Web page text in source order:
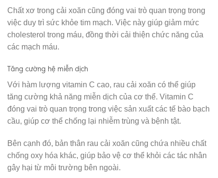
Chất xơ trong cải xoăn cũng đóng vai trò quan trọng trong
việc duy trì sức khỏe tim mạch. Việc này giúp giảm mức
cholesterol trong máu, đồng thời cải thiện chức năng của
các mạch máu.
Tăng cường hệ miễn dịch
Với hàm lượng vitamin C cao, rau cải xoăn có thể giúp
tăng cường khả năng miễn dịch của cơ thể. Vitamin C
đóng vai trò quan trọng trong việc sản xuất các tế bào bạch
cầu, giúp cơ thể chống lại nhiễm trùng và bệnh tật.
Bên cạnh đó, bản thân rau cải xoăn cũng chứa nhiều chất
chống oxy hóa khác, giúp bảo vệ cơ thể khỏi các tác nhân
gây hại từ môi trường bên ngoài.